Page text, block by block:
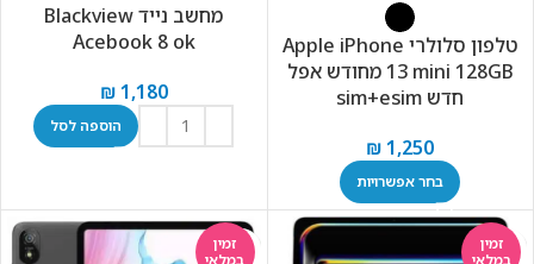
טלפון סלולרי Apple iPhone
13 mini 128GB מחודש אפל
חדש sim+esim
₪1,250
בחר אפשרויות
מחשב נייד Blackview
Acebook 8 ok
₪1,180
הוספה לסל
זמין
במלאי
זמין
במלאי